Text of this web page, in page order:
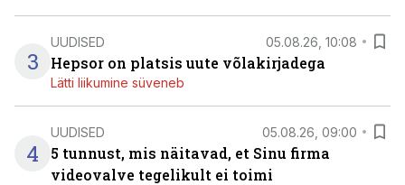
3
UUDISED 05.08.26, 10:08
Hepsor on platsis uute võlakirjadega
Lätti liikumine süveneb
4
UUDISED 05.08.26, 09:00
5 tunnust, mis näitavad, et Sinu firma
videovalve tegelikult ei toimi